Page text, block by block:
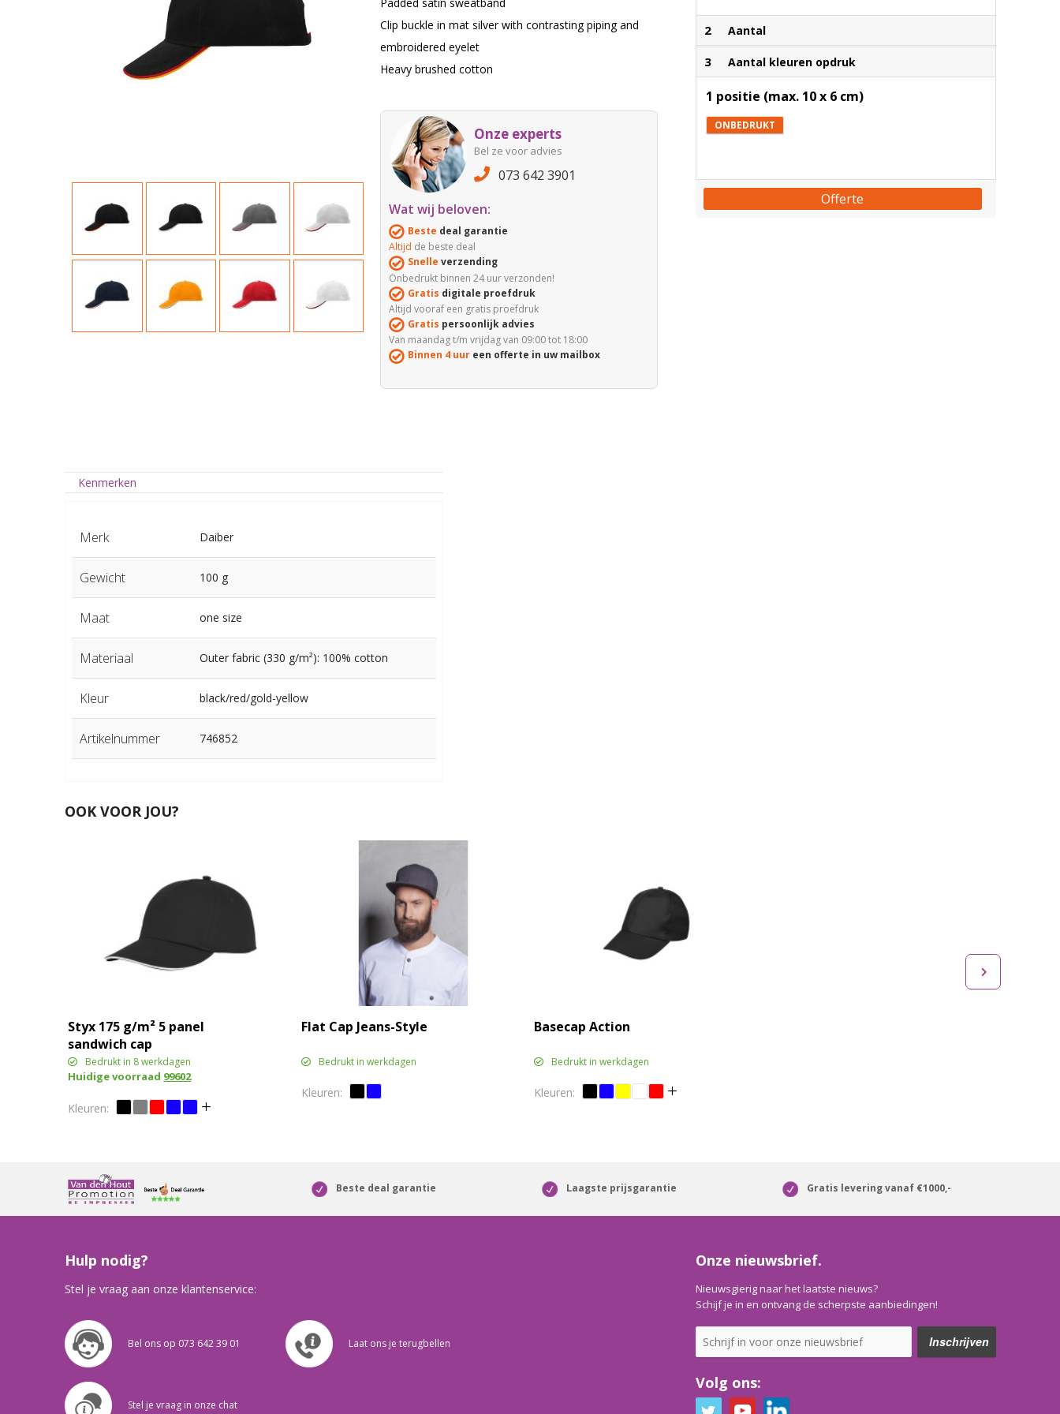
Clip buckle in mat silver with contrasting piping and
embroidered eyelet
Heavy brushed cotton
Onze experts
Bel ze voor advies
073 642 3901
Wat wij beloven:
Beste deal garantie
Altijd de beste deal
Snelle verzending
Onbedrukt binnen 24 uur verzonden!
Gratis digitale proefdruk
Altijd vooraf een gratis proefdruk
Gratis persoonlijk advies
Van maandag t/m vrijdag van 09:00 tot 18:00
Binnen 4 uureen offerte in uw mailbox
2 Aantal
3 Aantal kleuren opdruk
1 positie (max. 10 x 6 cm)
ONBEDRUKT
Offerte
Kenmerken
Merk Daiber
Gewicht 100 g
Maat one size
Materiaal Outer fabric (330 g/m²): 100% cotton
Kleur black/red/gold-yellow
Artikelnummer 746852
OOK VOOR JOU?
Styx 175 g/m² 5 panel
sandwich cap
Bedrukt in 8 werkdagen
Huidige voorraad 99602
Flat Cap Jeans-Style
Bedrukt in werkdagen
Basecap Action
Bedrukt in werkdagen
Beste deal garantie Laagste prijsgarantie Gratis levering vanaf €1000,-
Hulp nodig?
Stel je vraag aan onze klantenservice:
Bel ons op 073 642 39 01 Laat ons je terugbellen
Stel je vraag in onze chat
Onze nieuwsbrief.
Nieuwsgierig naar het laatste nieuws?
Schijf je in en ontvang de scherpste aanbiedingen!
Volg ons: